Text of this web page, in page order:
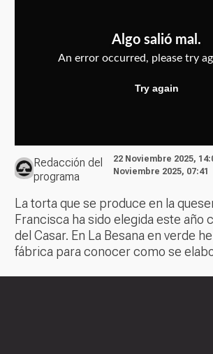
Redacción del
programa
22 Noviembre 2025,
Noviembre 2025, 07:41
La torta que se produce en la
Francisca ha sido elegida este año
del Casar. En La Besana en verde
fábrica para conocer como se